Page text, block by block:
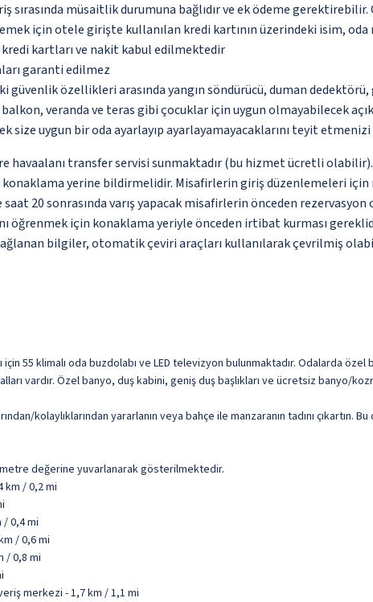
sırasında müsaitlik durumuna bağlıdır ve ek ödeme
için otele girişte kullanılan kredi kartının üzerindeki isim,
kartları ve nakit kabul edilmektedir
garanti edilmez
güvenlik özellikleri arasında yangın söndürücü, duman
veranda ve teras gibi çocuklar için uygun olmayabilecek
size uygun bir oda ayarlayıp ayarlayamayacaklarını teyit
havaalanı transfer servisi sunmaktadır (bu hizmet ücretli
konaklama yerine bildirmelidir. Misafirlerin giriş düzenlemeleri
20 sonrasında varış yapacak misafirlerin önceden
öğrenmek için konaklama yeriyle önceden irtibat kurması
bilgiler, otomatik çeviri araçları kullanılarak çevrilmiş
55 klimalı oda buzdolabı ve LED televizyon bulunmaktadır. Odalarda
vardır. Özel banyo, duş kabini, geniş duş başlıkları ve ücretsiz banyo/
kolaylıklarından yararlanın veya bahçe ile manzaranın tadını
değerine yuvarlanarak gösterilmektedir.
km / 0,2 mi
/ 0,4 mi
/ 0,6 mi
/ 0,8 mi
merkezi - 1,7 km / 1,1 mi